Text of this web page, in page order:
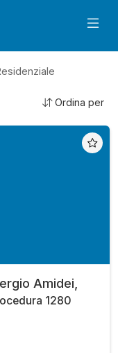
Ordina per
Amidei,
1280